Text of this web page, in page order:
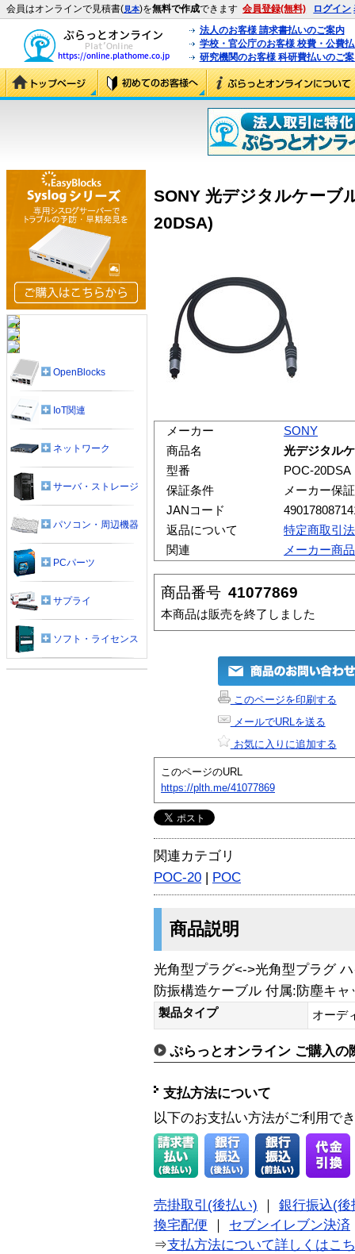
会員はオンラインで見積書(見本)を無料で作成できます 会員登録(無料) ログイン
法人のお客様 請求書払いのご案内
学校・官公庁のお客様 校費・公費
研究機関のお客様 科研費払いのご
SONY 光デジタルケーブ
20DSA)
メーカー
SONY
商品名
光デジタル
型番
POC-20DSA
保証条件
メーカー保証
JANコード
返品について
特定商取引
関連
メーカー商
商品番号 41077869
本商品は販売を終了しました
このページを印刷する
メールでURLを送る
お気に入りに追加する
このページのURL
https://plth.me/41077869
関連カテゴリ
POC-20 | POC
商品説明
光角型プラグ<->光角型プラグ
防振構造ケーブル 付属:防塵キャ
製品タイプ オーデ
ぷらっとオンライン ご購入の
支払方法について
以下のお支払い方法がご利用で
売掛取引(後払い)
銀行振込(後
換宅配便
セブンイレブン決済
⇒支払方法について詳しくはこ
OpenBlocks
IoT関連
ネットワーク
サーバ・ストレージ
パソコン・周辺機器
PCパーツ
サプライ
ソフト・ライセンス